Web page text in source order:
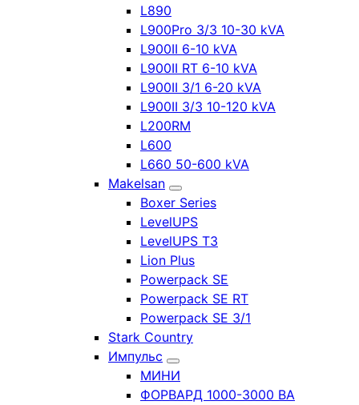
L890
L900Pro 3/3 10-30 kVA
L900II 6-10 kVA
L900II RT 6-10 kVA
L900II 3/1 6-20 kVA
L900II 3/3 10-120 kVA
L200RM
L600
L660 50-600 kVA
Makelsan
Boxer Series
LevelUPS
LevelUPS T3
Lion Plus
Powerpack SE
Powerpack SE RT
Powerpack SE 3/1
Stark Country
Импульс
МИНИ
ФОРВАРД 1000-3000 ВА